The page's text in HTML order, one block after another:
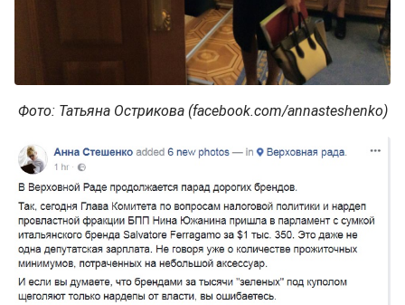
Фото: Татьяна Острикова (facebook.com/annasteshenko)